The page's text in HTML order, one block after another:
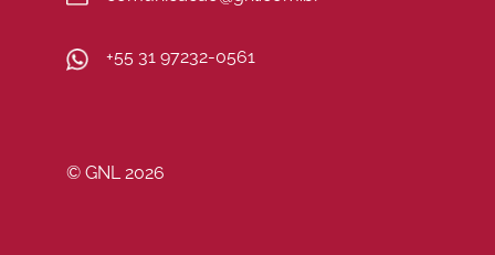
+55 31 97232-0561
© GNL 2026